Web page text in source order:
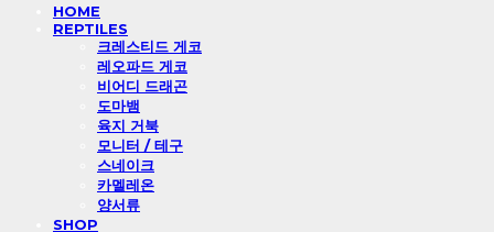
HOME
REPTILES
크레스티드 게코
레오파드 게코
비어디 드래곤
도마뱀
육지 거북
모니터 / 테구
스네이크
카멜레온
양서류
SHOP